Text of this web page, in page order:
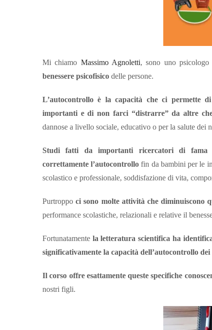
Mi chiamo Massimo Agnoletti, sono uno psicologo
benessere psicofisico delle persone.
L’autocontrollo è la capacità che ci permette
importanti e di non farci “distrarre” da altre
dannose a livello sociale, educativo o per la salute dei
Studi fatti da importanti ricercatori di fama
correttamente l’autocontrollo fin da bambini per le
scolastico e professionale, soddisfazione di vita,
Purtroppoci sono molte attività che diminuiscono
performance scolastiche, relazionali e relative il
Fortunatamente la letteratura scientifica ha
significativamente la capacità dell’autocontrollo
Il corso offre esattamente queste specifiche
nostri figli.